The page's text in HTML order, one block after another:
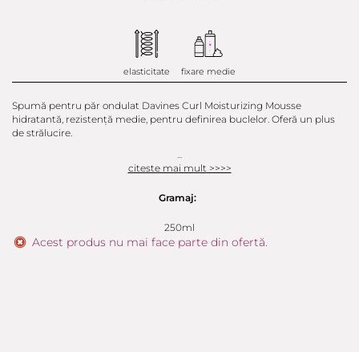
elasticitate fixare medie
Spumă pentru păr ondulat Davines Curl Moisturizing Mousse
hidratantă, rezistență medie, pentru definirea buclelor. Oferă un plus
de strălucire.
...
citeste mai mult >>>>
Gramaj:
250ml
Acest produs nu mai face parte din ofertă.